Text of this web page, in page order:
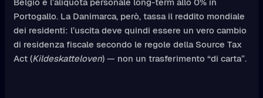
Portogallo. La Danimarca, però, tassa il reddito mondiale
dei residenti: l’uscita deve quindi essere un vero cambio
di residenza fiscale secondo le regole della Source Tax
Act (Kildeskatteloven) — non un trasferimento “di carta”.